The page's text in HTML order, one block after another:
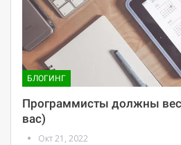
БЛОГИНГ
Программисты должны
вас)
Окт 21, 2022